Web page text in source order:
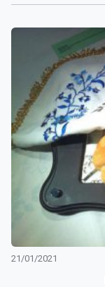
21/01/2021